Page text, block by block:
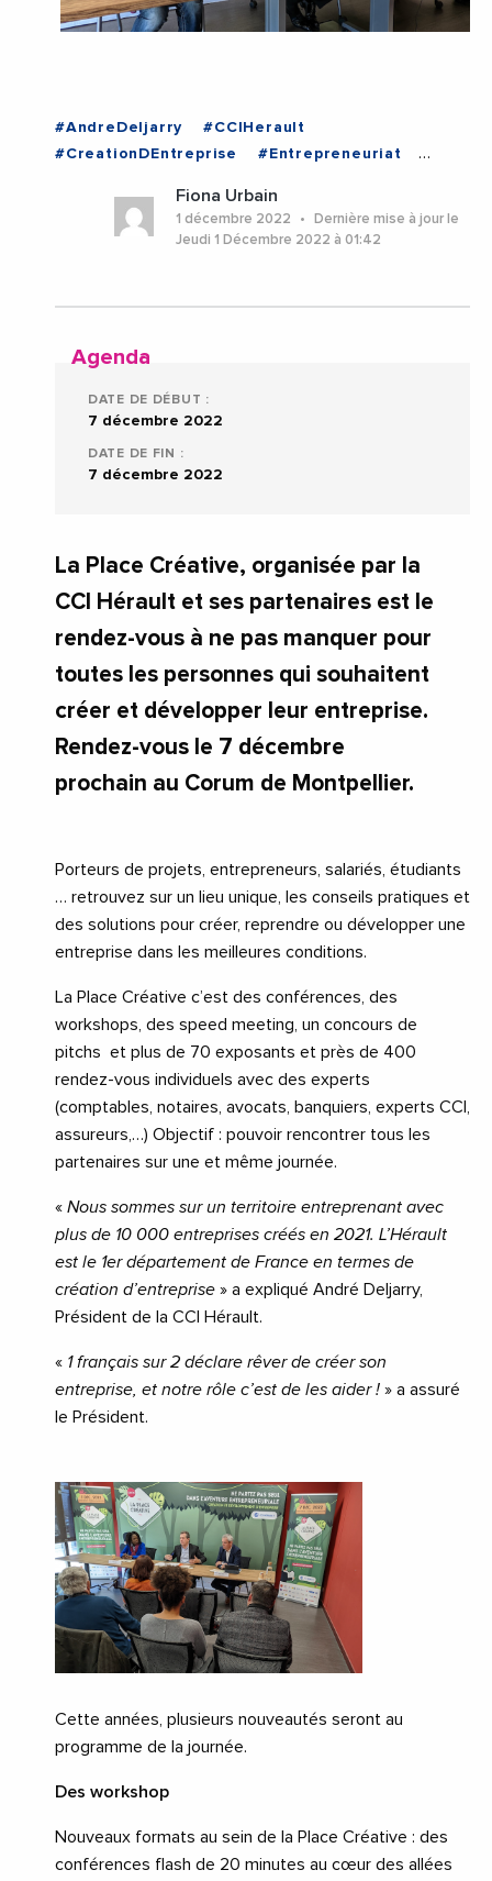
#AndreDeljarry
#CCIHerault
#CreationDEntreprise
#Entrepreneuriat
#Montpellier
#Occitanie
Fiona Urbain
1 décembre 2022
Dernière mise à jour le
Jeudi 1 Décembre 2022 à 01:42
Agenda
DATE DE DÉBUT :
7 décembre 2022
DATE DE FIN :
7 décembre 2022
La Place Créative, organisée par la
CCI Hérault et ses partenaires est le
rendez-vous à ne pas manquer pour
toutes les personnes qui souhaitent
créer et développer leur entreprise.
Rendez-vous le 7 décembre
prochain au Corum de Montpellier.
Porteurs de projets, entrepreneurs, salariés, étudiants
… retrouvez sur un lieu unique, les conseils pratiques et
des solutions pour créer, reprendre ou développer une
entreprise dans les meilleures conditions.
La Place Créative c’est des conférences, des
workshops, des speed meeting, un concours de
pitchs et plus de 70 exposants et près de 400
rendez-vous individuels avec des experts
(comptables, notaires, avocats, banquiers, experts CCI,
assureurs,…) Objectif : pouvoir rencontrer tous les
partenaires sur une et même journée.
« Nous sommes sur un territoire entreprenant avec
plus de 10 000 entreprises créés en 2021. L’Hérault
est le 1er département de France en termes de
création d’entreprise » a expliqué André Deljarry,
Président de la CCI Hérault.
« 1 français sur 2 déclare rêver de créer son
entreprise, et notre rôle c’est de les aider ! » a assuré
le Président.
Cette années, plusieurs nouveautés seront au
programme de la journée.
Des workshop
Nouveaux formats au sein de la Place Créative : des
conférences flash de 20 minutes au cœur des allées